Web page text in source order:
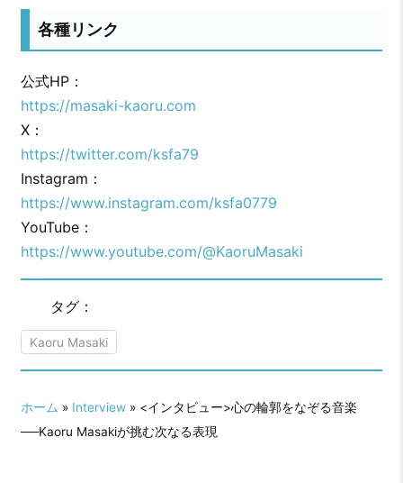
各種リンク
公式HP：
https://masaki-kaoru.com
X：
https://twitter.com/ksfa79
Instagram：
https://www.instagram.com/ksfa0779
YouTube：
https://www.youtube.com/@KaoruMasaki
タグ：
Kaoru Masaki
ホーム » Interview» <インタビュー>心の輪郭をなぞる音楽
──Kaoru Masakiが挑む次なる表現